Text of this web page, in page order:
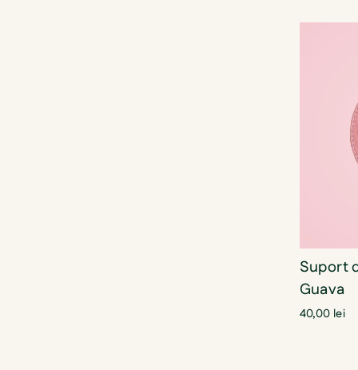
Suport
Guava
40,00 lei